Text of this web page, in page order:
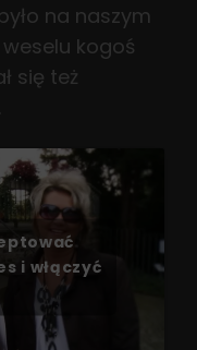
na naszym
kogoś
się też
i włączyć